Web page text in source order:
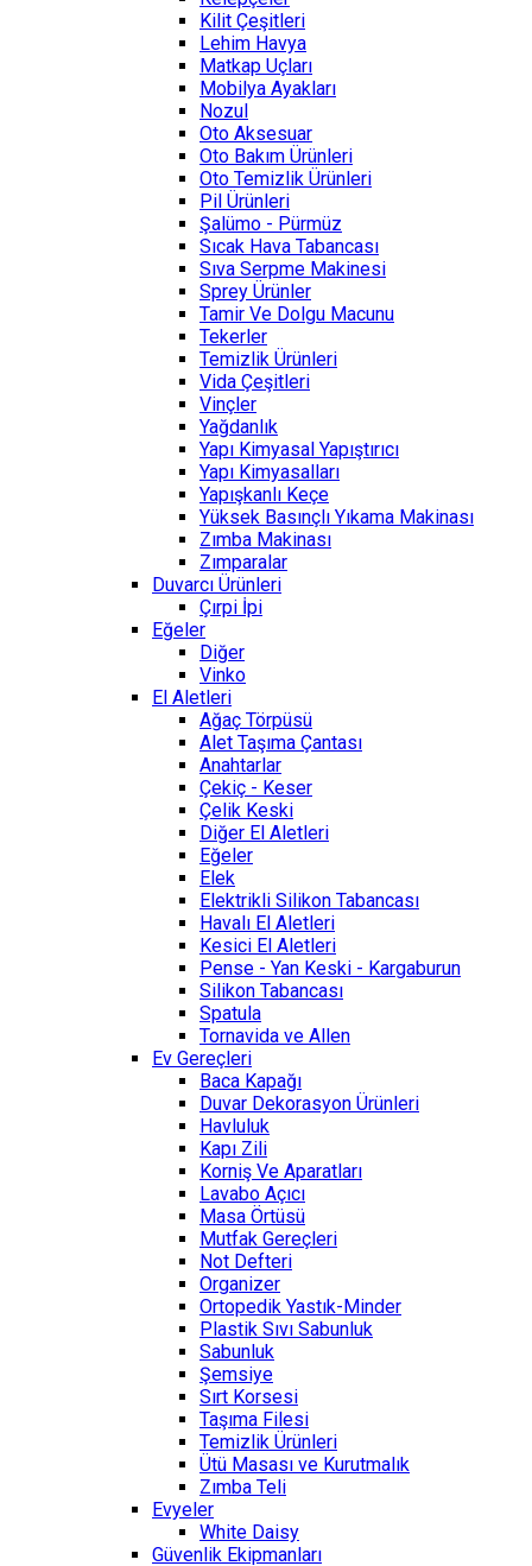
Kilit Çeşitleri
Lehim Havya
Matkap Uçları
Mobilya Ayakları
Nozul
Oto Aksesuar
Oto Bakım Ürünleri
Oto Temizlik Ürünleri
Pil Ürünleri
Şalümo - Pürmüz
Sıcak Hava Tabancası
Sıva Serpme Makinesi
Sprey Ürünler
Tamir Ve Dolgu Macunu
Tekerler
Temizlik Ürünleri
Vida Çeşitleri
Vinçler
Yağdanlık
Yapı Kimyasal Yapıştırıcı
Yapı Kimyasalları
Yapışkanlı Keçe
Yüksek Basınçlı Yıkama Makinası
Zımba Makinası
Zımparalar
Duvarcı Ürünleri
Çırpi İpi
Eğeler
Diğer
Vinko
El Aletleri
Ağaç Törpüsü
Alet Taşıma Çantası
Anahtarlar
Çekiç - Keser
Çelik Keski
Diğer El Aletleri
Eğeler
Elek
Elektrikli Silikon Tabancası
Havalı El Aletleri
Kesici El Aletleri
Pense - Yan Keski - Kargaburun
Silikon Tabancası
Spatula
Tornavida ve Allen
Ev Gereçleri
Baca Kapağı
Duvar Dekorasyon Ürünleri
Havluluk
Kapı Zili
Korniş Ve Aparatları
Lavabo Açıcı
Masa Örtüsü
Mutfak Gereçleri
Not Defteri
Organizer
Ortopedik Yastık-Minder
Plastik Sıvı Sabunluk
Sabunluk
Şemsiye
Sırt Korsesi
Taşıma Filesi
Temizlik Ürünleri
Ütü Masası ve Kurutmalık
Zımba Teli
Evyeler
White Daisy
Güvenlik Ekipmanları